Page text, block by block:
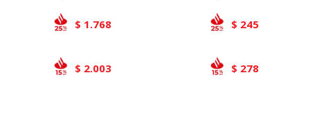
$ 1.768
$ 2.003
$ 245
$ 278